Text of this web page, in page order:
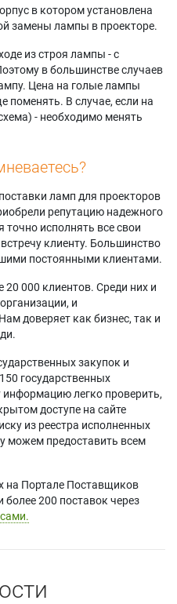
в котором установлена
замены лампы в проекторе.
из строя лампы - с
в большинстве случаев
Цена на голые лампы
поменять. В случае, если на
- необходимо менять
ламп для проекторов
репутацию надежного
исполнять все свои
клиенту. Большинство
постоянными клиентами.
000 клиентов. Среди них и
и
доверяет как бизнес, так и
закупок и
государственных
информацию легко проверить,
доступе на сайте
из реестра исполненных
можем предоставить всем
на Портале Поставщиков
200 поставок через